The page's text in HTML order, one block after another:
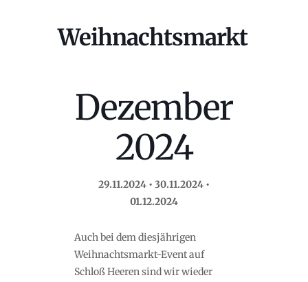
Weihnachtsmarkt
Dezember
2024
29.11.2024 • 30.11.2024 •
01.12.2024
Auch bei dem diesjährigen
Weihnachtsmarkt-Event auf
Schloß Heeren sind wir wieder